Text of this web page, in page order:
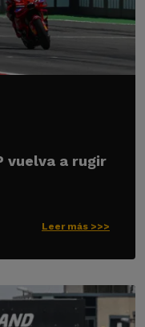
vuelva a rugir
Leer más >>>